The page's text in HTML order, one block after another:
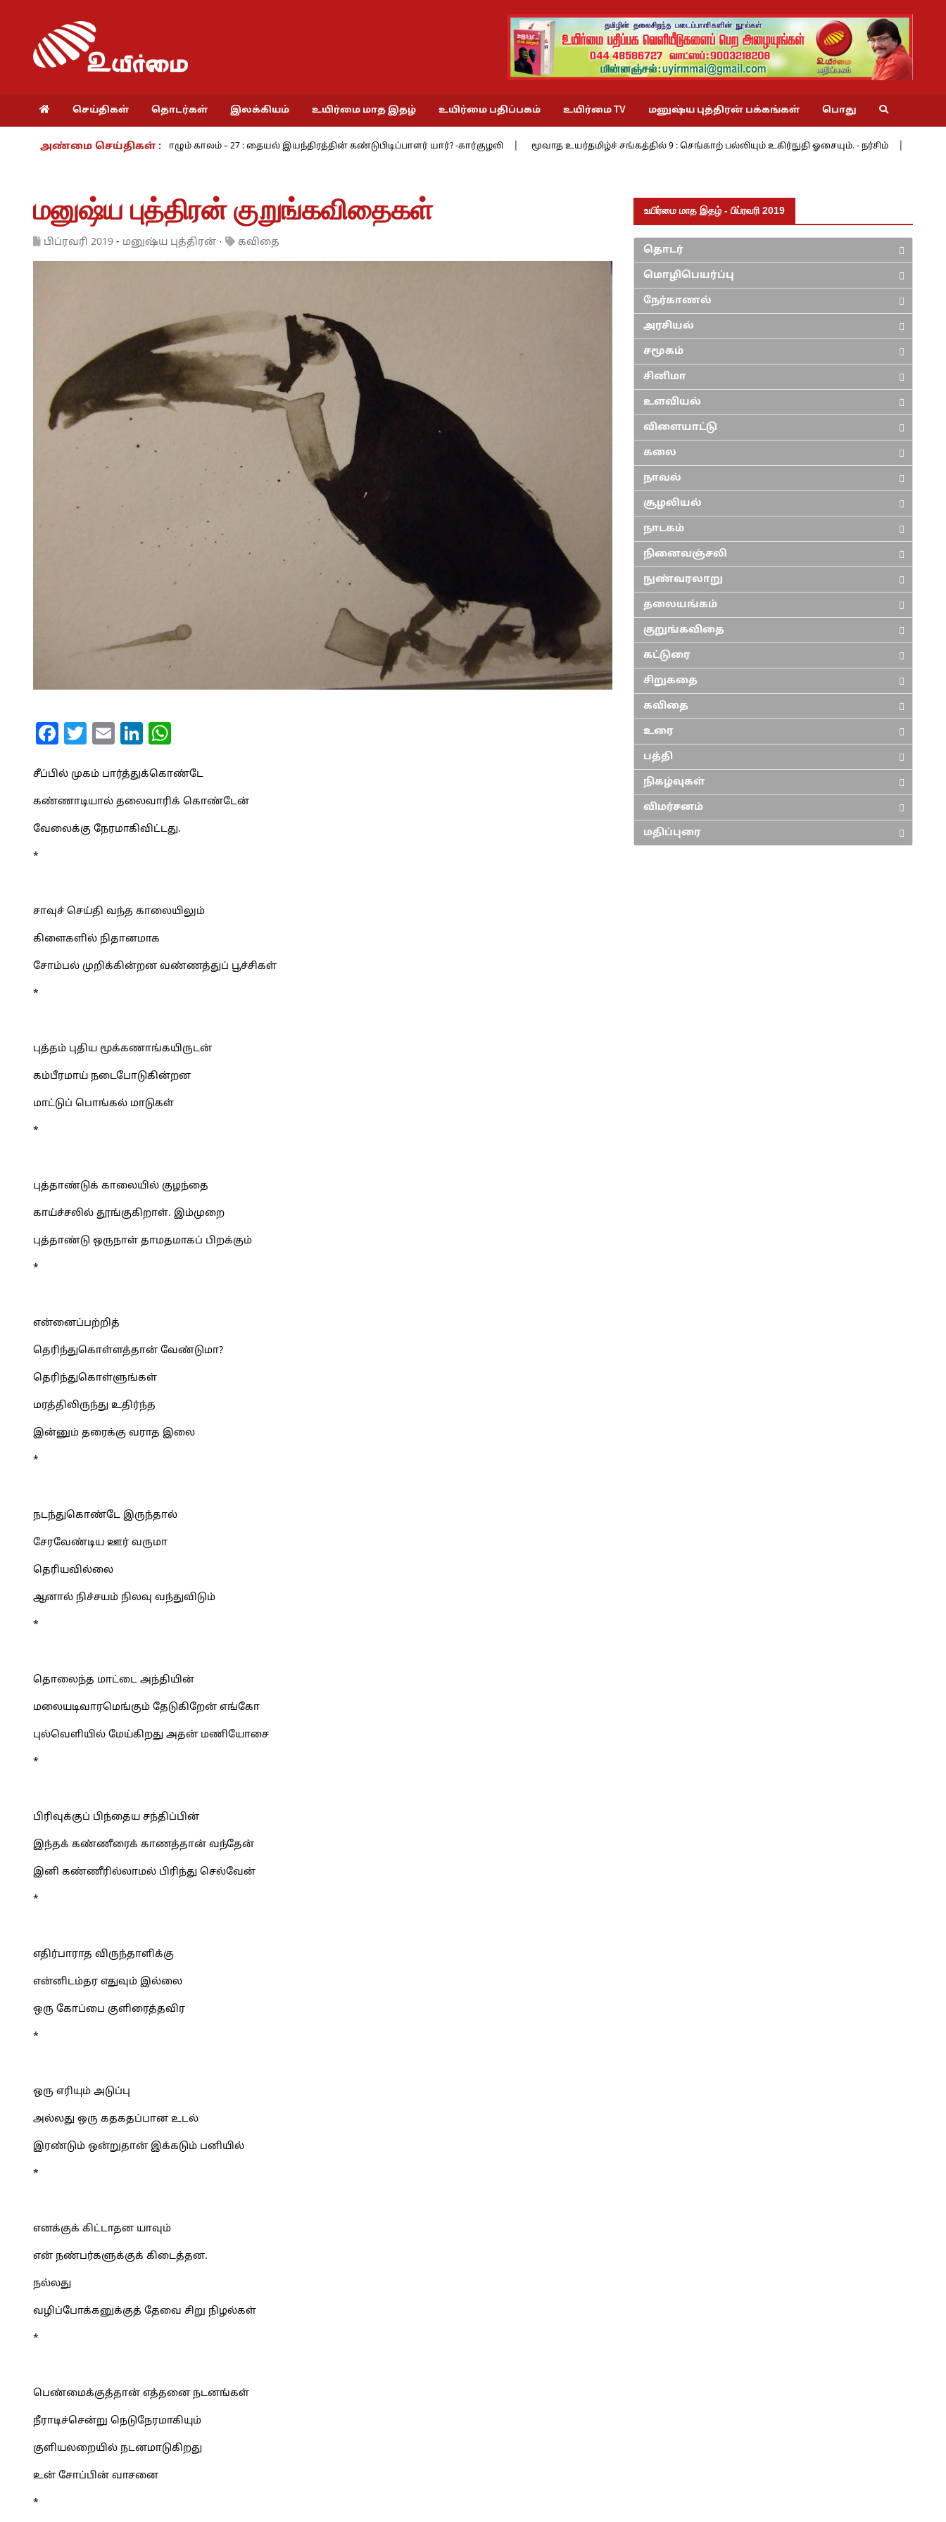
செய்திகள் தொடர்கள் இலக்கியம் உயிர்மை மாத இதழ் உயிர்மை பதிப்பகம் உயிர்மை TV மனுஷ்ய புத்திரன் பக்கங்கள் பொது
அண்மை செய்திகள் :
நாம் வாழும் காலம் – 27 : தையல் இயந்திரத்தின் கண்டுபிடிப்பாளர் யார்? -கார்குழலி மூவாத உயர்தமிழ்ச் சங்கத்தில் 9 : செங்காற் பல்லியும் உகிர்நுதி ஓசையும். - நர்சிம் மேற்கின் மேற்கே
மனுஷ்ய புத்திரன் குறுங்கவிதைகள்
பிப்ரவரி 2019 - மனுஷ்ய புத்திரன் · கவிதை
Facebook
Twitter
EmailLinkedIn
சீப்பில் முகம் பார்த்துக்கொண்டே
கண்ணாடியால் தலைவாரிக் கொண்டேன்
வேலைக்கு நேரமாகிவிட்டது.
*
சாவுச் செய்தி வந்த காலையிலும்
கிளைகளில் நிதானமாக
சோம்பல் முறிக்கின்றன வண்ணத்துப் பூச்சிகள்
*
புத்தம் புதிய மூக்கணாங்கயிருடன்
கம்பீரமாய் நடைபோடுகின்றன
மாட்டுப் பொங்கல் மாடுகள்
*
புத்தாண்டுக் காலையில் குழந்தை
காய்ச்சலில் தூங்குகிறாள். இம்முறை
புத்தாண்டு ஒருநாள் தாமதமாகப் பிறக்கும்
*
என்னைப்பற்றித்
தெரிந்துகொள்ளத்தான் வேண்டுமா?
தெரிந்துகொள்ளுங்கள்
மரத்திலிருந்து உதிர்ந்த
இன்னும் தரைக்கு வராத இலை
*
நடந்துகொண்டே இருந்தால்
சேரவேண்டிய ஊர் வருமா
தெரியவில்லை
ஆனால் நிச்சயம் நிலவு வந்துவிடும்
*
தொலைந்த மாட்டை அந்தியின்
மலையடிவாரமெங்கும் தேடுகிறேன் எங்கோ
புல்வெளியில் மேய்கிறது அதன் மணியோசை
*
பிரிவுக்குப் பிந்தைய சந்திப்பின்
இந்தக் கண்ணீரைக் காணத்தான் வந்தேன்
இனி கண்ணீரில்லாமல் பிரிந்து செல்வேன்
*
எதிர்பாராத விருந்தாளிக்கு
என்னிடம்தர எதுவும் இல்லை
ஒரு கோப்பை குளிரைத்தவிர
*
ஒரு எரியும் அடுப்பு
அல்லது ஒரு கதகதப்பான உடல்
இரண்டும் ஒன்றுதான் இக்கடும் பனியில்
*
எனக்குக் கிட்டாதன யாவும்
என் நண்பர்களுக்குக் கிடைத்தன.
நல்லது
வழிப்போக்கனுக்குத் தேவை சிறு நிழல்கள்
*
பெண்மைக்குத்தான் எத்தனை நடனங்கள்
நீராடிச்சென்று நெடுநேரமாகியும்
குளியலறையில் நடனமாடுகிறது
உன் சோப்பின் வாசனை
*
உயிர்மை மாத இதழ் - பிப்ரவரி 2019
தொடர்
மொழிபெயர்ப்பு
நேர்காணல்
அரசியல்
சமூகம்
சினிமா
உளவியல்
விளையாட்டு
கலை
நாவல்
சூழலியல்
நாடகம்
நினைவஞ்சலி
நுண்வரலாறு
தலையங்கம்
குறுங்கவிதை
கட்டுரை
சிறுகதை
கவிதை
உரை
பத்தி
நிகழ்வுகள்
விமர்சனம்
மதிப்புரை